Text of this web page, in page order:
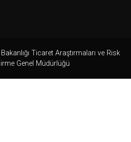
Ticaret Araştırmaları ve Risk
Genel Müdürlüğü